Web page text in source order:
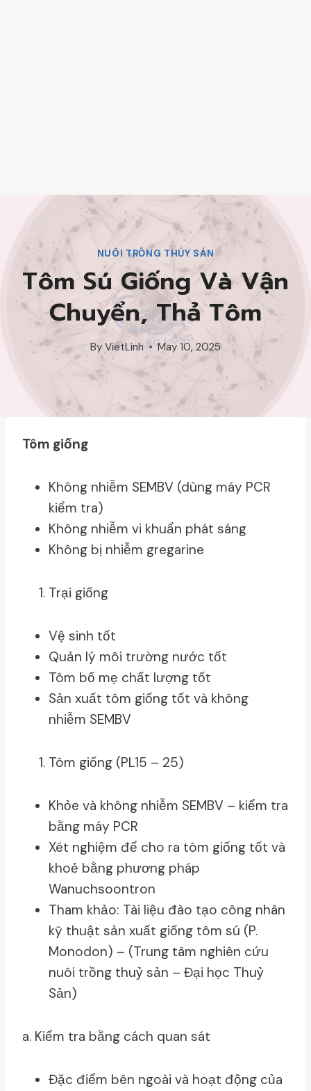
NUÔI TRỒNG THỦY SẢN
Tôm Sú Giống Và Vận
Chuyển, Thả Tôm
By VietLinh May 10, 2025
Tôm giống
Không nhiễm SEMBV (dùng máy PCR
kiểm tra)
Không nhiễm vi khuẩn phát sáng
Không bị nhiễm gregarine
Trại giống
Vệ sinh tốt
Quản lý môi trường nước tốt
Tôm bố mẹ chất lượng tốt
Sản xuất tôm giống tốt và không
nhiễm SEMBV
Tôm giống (PL15 – 25)
Khỏe và không nhiễm SEMBV – kiểm tra
bằng máy PCR
Xét nghiệm để cho ra tôm giống tốt và
khoẻ bằng phương pháp
Wanuchsoontron
Tham khảo: Tài liệu đào tạo công nhân
kỹ thuật sản xuất giống tôm sú (P.
Monodon) – (Trung tâm nghiên cứu
nuôi trồng thuỷ sản – Đại học Thuỷ
Sản)
a. Kiểm tra bằng cách quan sát
Đặc điểm bên ngoài và hoạt động của